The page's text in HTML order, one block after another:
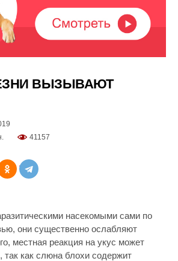
ВЫЗЫВАЮТ
41157
насекомыми сами по
они существенно ослабляют
местная реакция на укус может
так как слюна блохи содержит